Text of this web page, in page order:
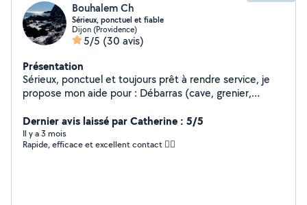
Bouhalem Ch
Sérieux, ponctuel et fiable
Dijon (Providence)
5/5 (30 avis)
Présentation
Sérieux, ponctuel et toujours prêt à rendre service, je
propose mon aide pour : Débarras (cave, grenier,
(dépannage léger, accompagnement, transport de
matériel) Déplacements de personnes ou aide aux
courses Et toute autre aide du quotidien selon vos
Dernier avis laissé par Catherine : 5/5
Il y a 3 mois
Rapide, efficace et excellent contact 👍🏻